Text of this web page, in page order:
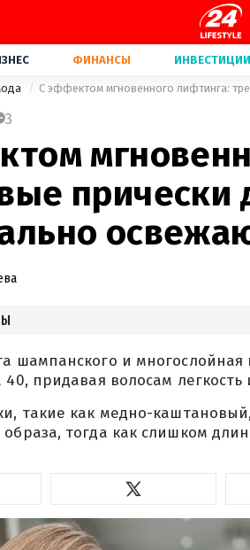
ФИНАНСЫ ИНВЕСТИЦИИ
3
прически
шампанского и
придавая волосам
такие как медно-
тогда как слишком